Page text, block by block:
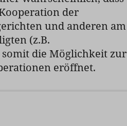
der
und anderen am
(z.B.
die Möglichkeit zur
eröffnet.